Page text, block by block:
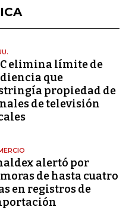
elimina límite de
que
propiedad de
de televisión
alertó por
de hasta cuatro
en registros de